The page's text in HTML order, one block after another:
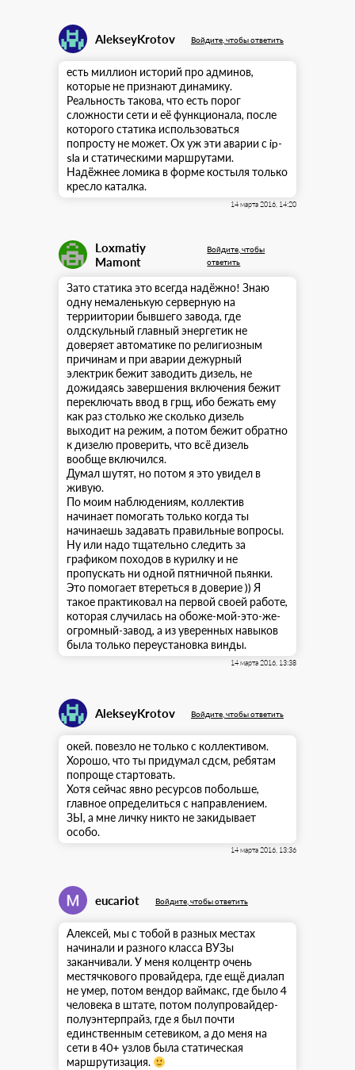
AlekseyKrotov Войдите, чтобы ответить
есть миллион историй про админов,
которые не признают динамику.
Реальность такова, что есть порог
сложности сети и её функционала, после
которого статика использоваться
попросту не может. Ох уж эти аварии с ip-
sla и статическими маршрутами.
Надёжнее ломика в форме костыля только
кресло каталка.
14 марта 2016, 14:20
Loxmatiy
Mamont
Войдите, чтобы
ответить
Зато статика это всегда надёжно! Знаю
одну немаленькую серверную на
терриитории бывшего завода, где
олдскульный главный энергетик не
доверяет автоматике по религиозным
причинам и при аварии дежурный
электрик бежит заводить дизель, не
дожидаясь завершения включения бежит
переключать ввод в грщ, ибо бежать ему
как раз столько же сколько дизель
выходит на режим, а потом бежит обратно
к дизелю проверить, что всё дизель
вообще включился.
Думал шутят, но потом я это увидел в
живую.
По моим наблюдениям, коллектив
начинает помогать только когда ты
начинаешь задавать правильные вопросы.
Ну или надо тщательно следить за
графиком походов в курилку и не
пропускать ни одной пятничной пьянки.
Это помогает втереться в доверие )) Я
такое практиковал на первой своей работе,
которая случилась на обоже-мой-это-же-
огромный-завод, а из уверенных навыков
была только переустановка винды.
14 марта 2016, 13:38
AlekseyKrotov Войдите, чтобы ответить
окей. повезло не только с коллективом.
Хорошо, что ты придумал сдсм, ребятам
попроще стартовать.
Хотя сейчас явно ресурсов побольше,
главное определиться с направлением.
ЗЫ, а мне личку никто не закидывает
особо.
14 марта 2016, 13:36
eucariot Войдите, чтобы ответить
Алексей, мы с тобой в разных местах
начинали и разного класса ВУЗы
заканчивали. У меня колцентр очень
местячкового провайдера, где ещё диалап
не умер, потом вендор ваймакс, где было 4
человека в штате, потом полупровайдер-
полуэнтерпрайз, где я был почти
единственным сетевиком, а до меня на
сети в 40+ узлов была статическая
маршрутизация.